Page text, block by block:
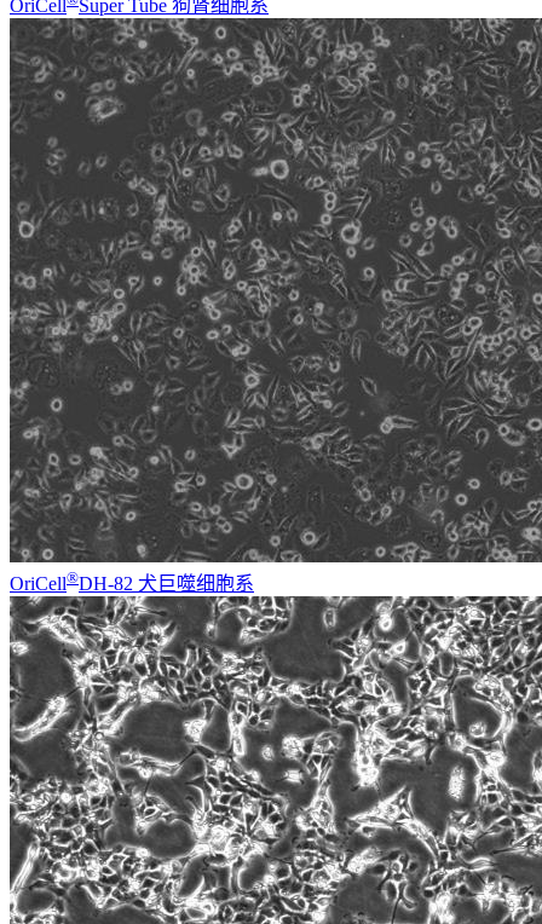
OriCell Super Tube 狗肾细胞系
OriCell®DH-82 犬巨噬细胞系